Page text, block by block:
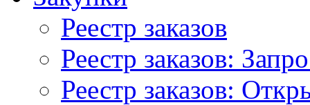
Реестр заказов
Реестр заказов:
Реестр заказов: